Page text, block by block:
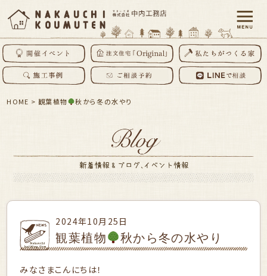
HOME > 観葉植物 秋から冬の水やり
2024年10月25日
観葉植物 秋から冬の水やり
みなさまこんにちは！